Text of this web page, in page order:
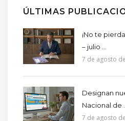
ÚLTIMAS
¡No te
– julio ...
7 de agosto
Designan
Nacional de ...
7 de agosto